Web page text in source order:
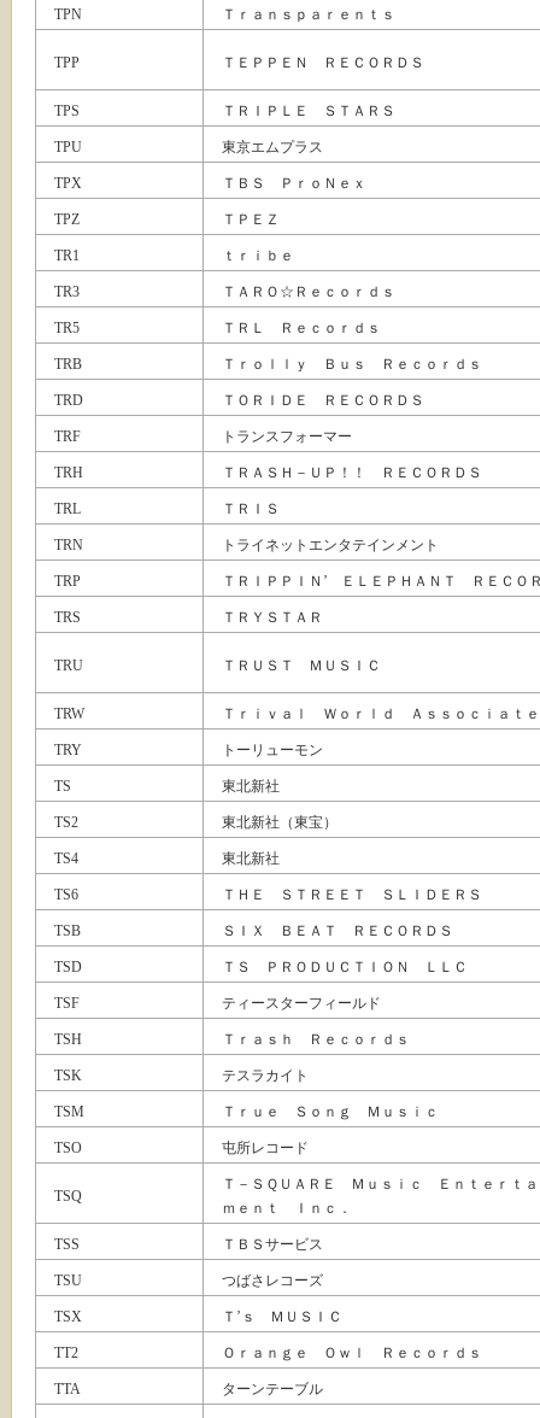
TPN Ｔｒａｎｓｐａｒｅｎｔｓ
TPP ＴＥＰＰＥＮ ＲＥＣＯＲＤＳ
TPS ＴＲＩＰＬＥ ＳＴＡＲＳ
TPU 東京エムプラス
TPX ＴＢＳ ＰｒｏＮｅｘ
TPZ ＴＰＥＺ
TR1 ｔｒｉｂｅ
TR3 ＴＡＲＯ☆Ｒｅｃｏｒｄｓ
TR5 ＴＲＬ Ｒｅｃｏｒｄｓ
TRB Ｔｒｏｌｌｙ Ｂｕｓ Ｒｅｃｏｒｄｓ
TRD ＴＯＲＩＤＥ ＲＥＣＯＲＤＳ
TRF トランスフォーマー
TRH ＴＲＡＳＨ－ＵＰ！！ ＲＥＣＯＲＤＳ
TRL ＴＲＩＳ
TRN トライネットエンタテインメント
TRP ＴＲＩＰＰＩＮ’ ＥＬＥＰＨＡＮＴ ＲＥＣＯ
TRS ＴＲＹＳＴＡＲ
TRU ＴＲＵＳＴ ＭＵＳＩＣ
TRW Ｔｒｉｖａｌ Ｗｏｒｌｄ Ａｓｓｏｃｉａｔ
TRY トーリューモン
TS 東北新社
TS2 東北新社（東宝）
TS4 東北新社
TS6 ＴＨＥ ＳＴＲＥＥＴ ＳＬＩＤＥＲＳ
TSB ＳＩＸ ＢＥＡＴ ＲＥＣＯＲＤＳ
TSD ＴＳ ＰＲＯＤＵＣＴＩＯＮ ＬＬＣ
TSF ティースターフィールド
TSH Ｔｒａｓｈ Ｒｅｃｏｒｄｓ
TSK テスラカイト
TSM Ｔｒｕｅ Ｓｏｎｇ Ｍｕｓｉｃ
TSO 屯所レコード
TSQ
Ｔ－ＳＱＵＡＲＥ Ｍｕｓｉｃ Ｅｎｔｅｒｔ
ｍｅｎｔ Ｉｎｃ．
TSS ＴＢＳサービス
TSU つばさレコーズ
TSX Ｔ’ｓ ＭＵＳＩＣ
TT2 Ｏｒａｎｇｅ Ｏｗｌ Ｒｅｃｏｒｄｓ
TTA ターンテーブル